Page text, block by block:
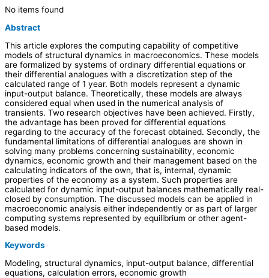
No items found
Abstract
This article explores the computing capability of competitive
models of structural dynamics in macroeconomics. These models
are formalized by systems of ordinary differential equations or
their differential analogues with a discretization step of the
calculated range of 1 year. Both models represent a dynamic
input-output balance. Theoretically, these models are always
considered equal when used in the numerical analysis of
transients. Two research objectives have been achieved. Firstly,
the advantage has been proved for differential equations
regarding to the accuracy of the forecast obtained. Secondly, the
fundamental limitations of differential analogues are shown in
solving many problems concerning sustainability, economic
dynamics, economic growth and their management based on the
calculating indicators of the own, that is, internal, dynamic
properties of the economy as a system. Such properties are
calculated for dynamic input-output balances mathematically real-
closed by consumption. The discussed models can be applied in
macroeconomic analysis either independently or as part of larger
computing systems represented by equilibrium or other agent-
based models.
Keywords
Modeling, structural dynamics, input-output balance, differential
equations, calculation errors, economic growth